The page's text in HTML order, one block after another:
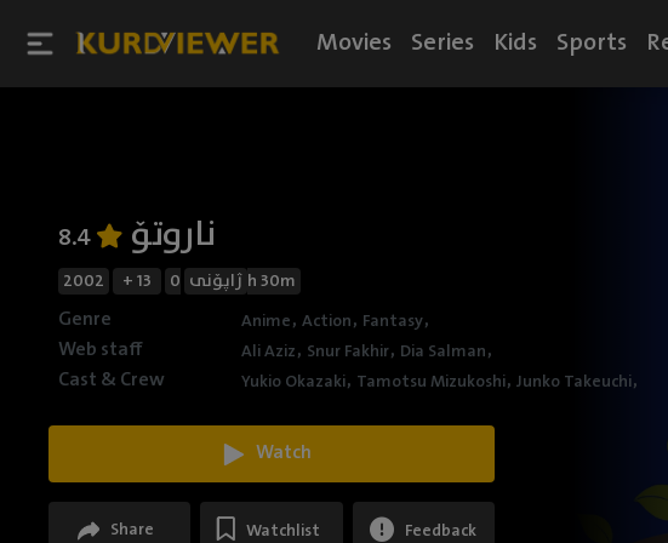
Movies Series Kids Sports
ناروتۆ
2002 + 13 ژاپۆنی 0h 30m
Genre Anime, Action, Fantasy,
Web staff
Ali Aziz, Snur Fakhir, Dia Salman,
Cast & Crew
Yukio Okazaki, Tamotsu Mizukoshi, Junko Takeuchi,
Watch
Share Watchlist Feedback